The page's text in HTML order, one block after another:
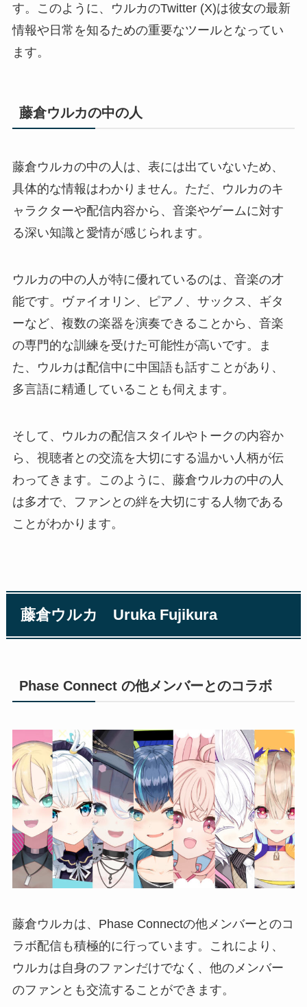
す。このように、ウルカのTwitter (X)は彼女の最新
情報や日常を知るための重要なツールとなってい
ます。
藤倉ウルカの中の人
藤倉ウルカの中の人は、表には出ていないため、
具体的な情報はわかりません。ただ、ウルカのキ
ャラクターや配信内容から、音楽やゲームに対す
る深い知識と愛情が感じられます。
ウルカの中の人が特に優れているのは、音楽の才
能です。ヴァイオリン、ピアノ、サックス、ギタ
ーなど、複数の楽器を演奏できることから、音楽
の専門的な訓練を受けた可能性が高いです。ま
た、ウルカは配信中に中国語も話すことがあり、
多言語に精通していることも伺えます。
そして、ウルカの配信スタイルやトークの内容か
ら、視聴者との交流を大切にする温かい人柄が伝
わってきます。このように、藤倉ウルカの中の人
は多才で、ファンとの絆を大切にする人物である
ことがわかります。
藤倉ウルカ Uruka Fujikura
Phase Connect の他メンバーとのコラボ
藤倉ウルカは、Phase Connectの他メンバーとのコ
ラボ配信も積極的に行っています。これにより、
ウルカは自身のファンだけでなく、他のメンバー
のファンとも交流することができます。